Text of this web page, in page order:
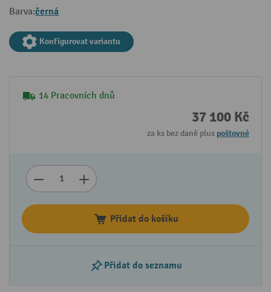
Barva:černá
Konfigurovat variantu
14 Pracovních dnů
37 100 Kč
za ks bez daně plus poštovné
Přidat do košíku
Přidat do seznamu